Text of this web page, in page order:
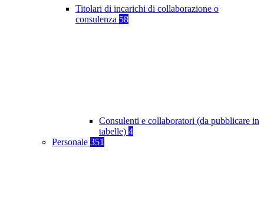
Titolari di incarichi di collaborazione o
consulenza 58
Consulenti e collaboratori (da pubblicare in
tabelle) 4
Personale 351